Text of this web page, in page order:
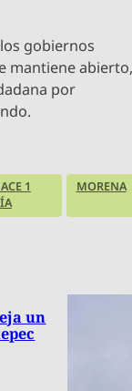
gobiernos
mantiene
por
1
MORENA
un